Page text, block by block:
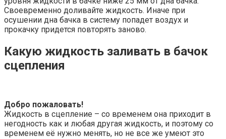
Своевременно доливайте жидкость. Иначе при
осушении дна бачка в систему попадет воздух и
прокачку придется повторять заново.
Какую жидкость заливать в бачок
сцепления
Добро пожаловать!
Жидкость в сцепление – со временем она приходит в
негодность как и любая другая жидкость, и поэтому со
временем её нужно менять, но не все же умеют это